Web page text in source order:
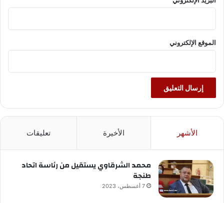
الموقع الإلكتروني
الأشهر الأخيرة تعليقات
محمد الشرقاوي يستقيل من رئاسة اتحاد
طنجة
7 أغسطس، 2023